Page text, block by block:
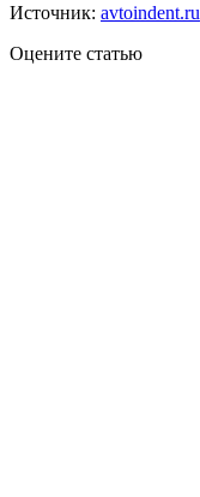
Источник: avtoindent.ru
Оцените статью